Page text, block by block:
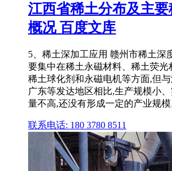
江西省稀土分布及主
概况 百度文库
5、稀土深加工应用 赣州市稀土深
要集中在稀土永磁材料、稀土荧光
稀土球化剂和永磁电机等方面,但与
广东等发达地区相比,生产规模小
量不高,还没有形成一定的产业规模
联系电话: 180 3780 8511